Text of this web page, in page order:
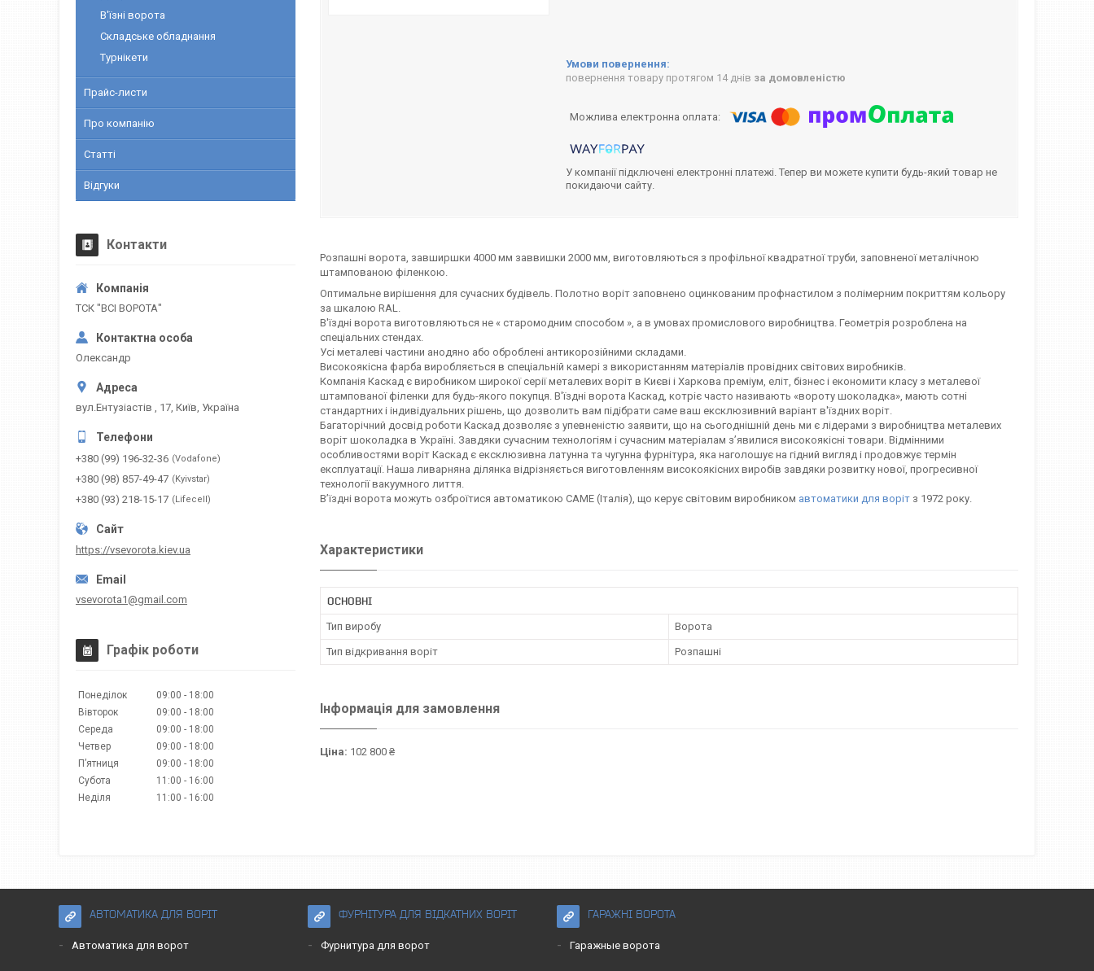
повернення товару протягом 14 днів за домовленістю
У компанії підключені електронні платежі. Тепер ви можете купити будь-який товар не
покидаючи сайту.
Розпашні ворота, завширшки 4000 мм заввишки 2000 мм, виготовляються з профільної квадратної труби, заповненої металічною
штампованою філенкою.
Оптимальне вирішення для сучасних будівель. Полотно воріт заповнено оцинкованим профнастилом з полімерним покриттям кольору
за шкалою RAL.
В'їздні ворота виготовляються не « старомодним способом », а в умовах промислового виробництва. Геометрія розроблена на
спеціальних стендах.
Усі металеві частини анодяно або оброблені антикорозійними складами.
Високоякісна фарба виробляється в спеціальній камері з використанням матеріалів провідних світових виробників.
Компанія Каскад є виробником широкої серії металевих воріт в Києві і Харкова преміум, еліт, бізнес і економити класу з металевої
штампованої філенки для будь-якого покупця. В'їздні ворота Каскад, котріє часто називають «вороту шоколадка», мають сотні
стандартних і індивідуальних рішень, що дозволить вам підібрати саме ваш ексклюзивний варіант в'їздних воріт.
Багаторічний досвід роботи Каскад дозволяє з упевненістю заявити, що на сьогоднішній день ми є лідерами з виробництва металевих
воріт шоколадка в Україні. Завдяки сучасним технологіям і сучасним матеріалам з’явилися високоякісні товари. Відмінними
особливостями воріт Каскад є ексклюзивна латунна та чугунна фурнітура, яка наголошує на гідний вигляд і продовжує термін
експлуатації. Наша ливарняна ділянка відрізняється виготовленням високоякісних виробів завдяки розвитку нової, прогресивної
технології вакуумного лиття.
В’їздні ворота можуть озброїтися автоматикою CAME (Італія), що керує світовим виробником автоматики для воріт з 1972 року.
Характеристики
ОСНОВНІ
Тип виробу Ворота
Тип відкривання воріт Розпашні
Інформація для замовлення
Ціна: 102 800 ₴
В'їзні ворота
Складське обладнання
Турнікети
Прайс-листи
Про компанію
Статті
Відгуки
Контакти
ТСК "ВСІ ВОРОТА"
Олександр
вул.Ентузіастів , 17, Київ, Україна
+380 (99) 196-32-36 Vodafone
+380 (98) 857-49-47 Kyivstar
+380 (93) 218-15-17 Lifecell
https://vsevorota.kiev.ua
vsevorota1@gmail.com
Графік роботи
Понеділок 09:00
18:00
Вівторок
09:00
18:00
Середа
09:00
18:00
Четвер
09:00
18:00
Пʼятниця
09:00
18:00
Субота
11:00
16:00
Неділя
11:00 16:00
АВТОМАТИКА ДЛЯ ВОРІТ
Автоматика для ворот
ФУРНІТУРА ДЛЯ ВІДКАТНИХ ВОРІТ
Фурнитура для ворот
ГАРАЖНІ ВОРОТА
Гаражные ворота